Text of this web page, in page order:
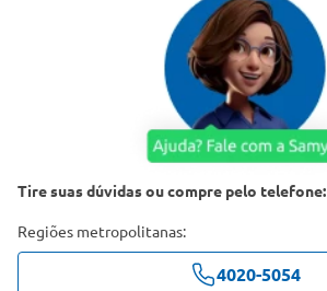
Tire suas dúvidas ou compre pelo telefone:
Regiões metropolitanas:
4020-5054